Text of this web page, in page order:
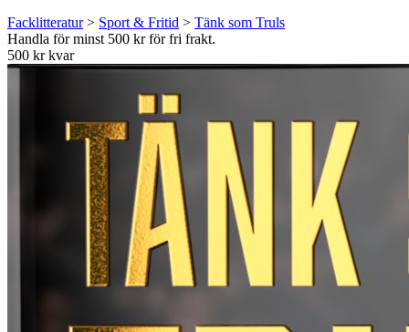
Facklitteratur> Sport & Fritid > Tänk som Truls
Handla för minst 500 kr för fri frakt.
500 kr kvar